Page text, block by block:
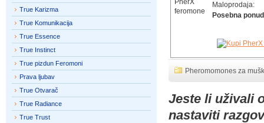
Maloprodaja:
Posebna
Pheromomones za
Jeste li uživali
nastaviti
True Karizma
True Komunikacija
True Essence
True Instinct
True pizdun Feromoni
Prava ljubav
True Otvarač
True Radiance
True Trust